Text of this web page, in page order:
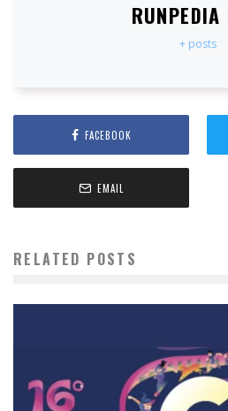
RUNPEDIA
+ posts
FACEBOOK
EMAIL
RELATED POSTS